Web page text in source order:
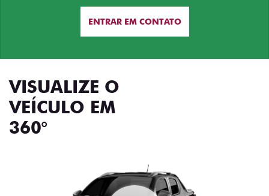
ENTRAR EM CONTATO
VISUALIZE O
VEÍCULO EM
360°